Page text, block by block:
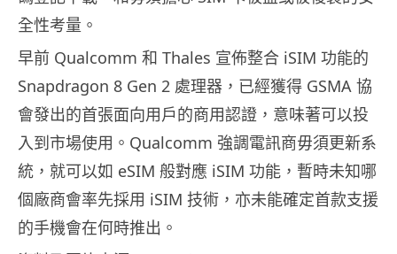
全性考量。
早前 Qualcomm 和 Thales 宣佈整合 iSIM 功能的
Snapdragon 8 Gen 2 處理器，已經獲得 GSMA 協
會發出的首張面向用戶的商用認證，意味著可以投
入到市場使用。Qualcomm 強調電訊商毋須更新系
統，就可以如 eSIM 般對應 iSIM 功能，暫時未知哪
個廠商會率先採用 iSIM 技術，亦未能確定首款支援
的手機會在何時推出。